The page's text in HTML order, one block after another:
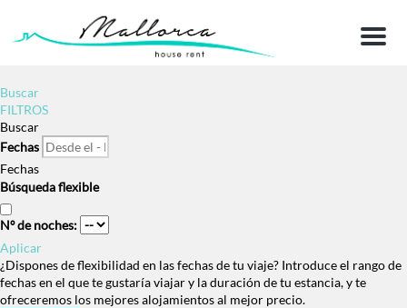
Menu
Buscar
FILTROS
Buscar
Fechas
Fechas
Búsqueda flexible
Nº de noches:
Aplicar
¿Dispones de flexibilidad en las fechas de tu viaje? Introduce el rango de
fechas en el que te gustaría viajar y la duración de tu estancia, y te
ofreceremos los mejores alojamientos al mejor precio.